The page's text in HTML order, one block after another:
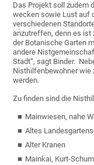
Das Projekt soll zudem
wecken sowie Lust auf
verschiedenen
anzutreffen, denn es ist
der Botanische Garten
andere
Stadt“, sagt Binder.
Nisthilfenbewohner wie
werden.
Zu finden sind die
Mainwiesen, nahe
Altes
Alter Kranen
Mainkai, Kurt-